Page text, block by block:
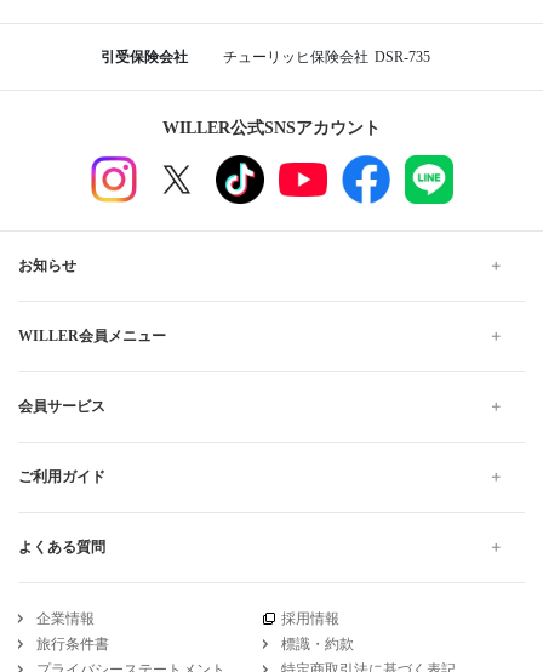
引受保険会社 チューリッヒ保険会社 DSR-735
WILLER公式SNSアカウント
お知らせ
WILLER会員メニュー
会員サービス
ご利用ガイド
よくある質問
企業情報
採用情報
旅行条件書
標識・約款